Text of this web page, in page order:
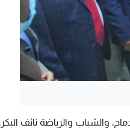
والشباب والرياضة نائف